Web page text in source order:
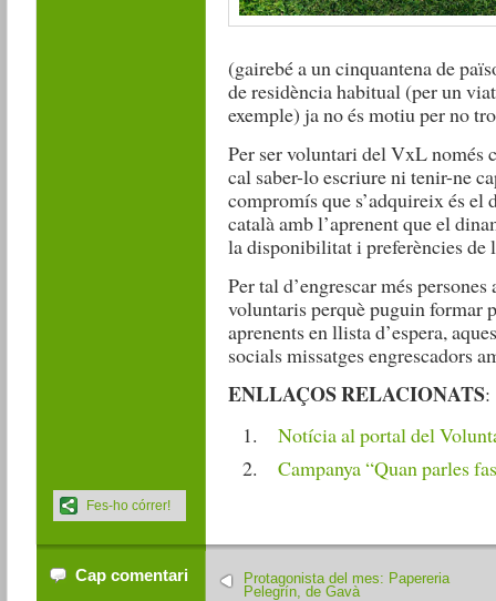
(gairebé a un cinquantena de
de residència habitual (per un
exemple) ja no és motiu per no
Per ser voluntari del VxL només
cal saber-lo escriure ni tenir-ne
compromís que s’adquireix és el
català amb l’aprenent que el
la disponibilitat i preferències de
Per tal d’engrescar més
voluntaris perquè puguin formar
aprenents en llista d’espera,
socials missatges engrescadors
ENLLAÇOS RELACIONATS:
Notícia al portal del
Campanya “Quan parles
Fes-ho córrer!
Cap comentari
Protagonista del mes: Papereria
Pelegrín, de Gavà